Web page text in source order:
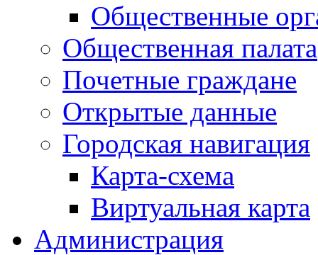
Общественные
Общественная палата
Почетные граждане
Открытые данные
Городская навигация
Карта-схема
Виртуальная карта
Администрация